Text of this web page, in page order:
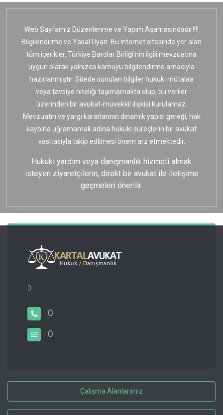
Web Sayfamız Düzenlenme ve Yapım Aşamasındadır!!!!
Bilgilendirme ve Yasal Uyarı: Bu internet sitesinde yer alan
tüm içerikler, Türkiye Barolar Birliği’nin ilgili mevzuatına
uygun olarak yalnızca kamuyu bilgilendirme amacıyla
hazırlanmıştır. Sitede sunulan bilgiler hukuki mütalaa
veya tavsiye niteliği taşımamakta olup, bu veriler
üzerinden bir avukat-müvekkil ilişkisi kurulamaz.
Mevzuatın ve yargı kararlarının dinamik yapısı gereği, hak
kaybına uğramamak adına hukuki süreçlerin bir avukat
vasıtasıyla takip edilmesi önem arz etmektedir.
Hukuki yardım veya danışmanlık hizmeti almak
isteyen ziyaretçilerin, direkt bir avukat ile iletişime
geçmeleri önerilir.
0
0
0
Çalışma Alanlarımız